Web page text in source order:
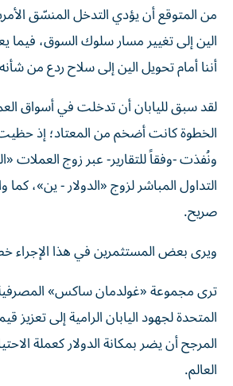
من المتوقع أن يؤدي التدخل المنسّق
الين إلى تغيير مسار سلوك السوق، فيما
أننا أمام تحويل الين إلى سلاح ردع من
لقد سبق لليابان أن تدخلت في أسواق
الخطوة كانت أضخم من المعتاد؛ إذ
ونُفذت -وفقاً للتقارير- عبر زوج العملات
التداول المباشر لزوج «الدولار - ين»،
صريح.
ويرى بعض المستثمرين في هذا الإجراء
ترى مجموعة «غولدمان ساكس»
المتحدة لجهود اليابان الرامية إلى تعزيز
المرجح أن يضر بمكانة الدولار كعملة
العالم.